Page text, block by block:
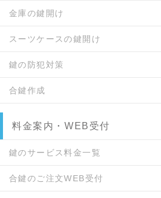
金庫の鍵開け
スーツケースの鍵開け
鍵の防犯対策
合鍵作成
料金案内・WEB受付
鍵のサービス料金一覧
合鍵のご注文WEB受付